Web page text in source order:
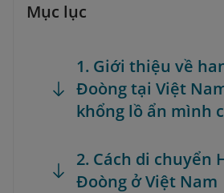
Mục lục
1. Giới thiệu về
Đoòng tại Việt
khổng lồ ẩn mình
2. Cách di chuyển
Đoòng ở Việt Nam